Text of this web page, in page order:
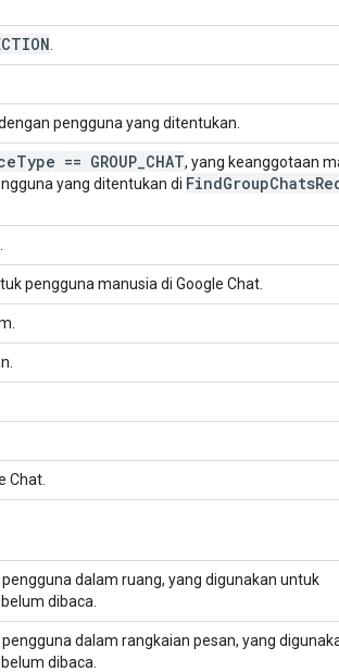
pengguna yang ditentukan.
Type == GROUP CHAT, yang keanggotaan
yang ditentukan di FindGroupChats
pengguna manusia di Google Chat.
Chat.
dalam ruang, yang digunakan untuk
dibaca.
dalam rangkaian pesan, yang
dibaca.